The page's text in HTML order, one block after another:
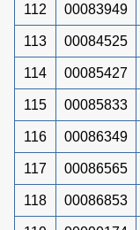
112 00083949
113 00084525
114 00085427
115 00085833
116 00086349
117 00086565
118 00086853